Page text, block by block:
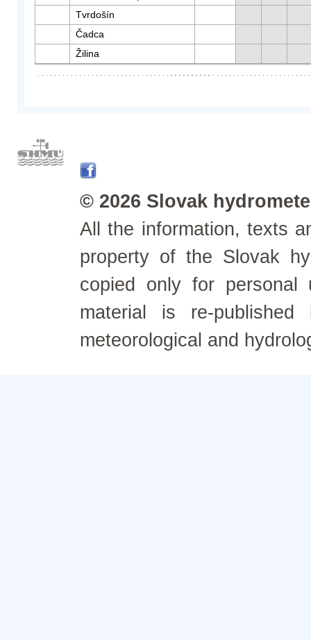
Tvrdošín
Čadca
Žilina
© 2026 Slovak
All the information, texts
property of the Slovak
copied only for personal
material is re-
meteorological and